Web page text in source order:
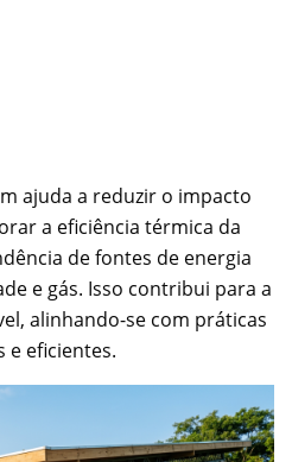
ajuda a reduzir o impacto
a eficiência térmica da
de fontes de energia
e gás. Isso contribui para a
alinhando-se com práticas
e eficientes.